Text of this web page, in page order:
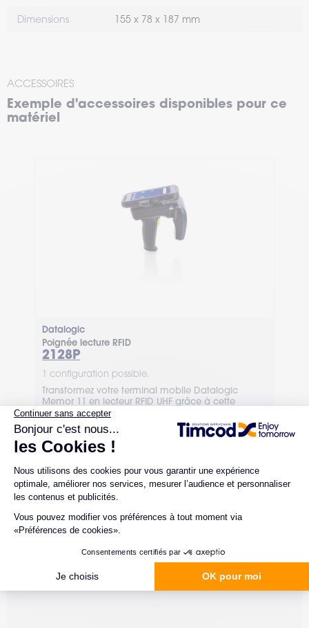
Dimensions 155 x 78 x 187 mm
ACCESSOIRES
Exemple d'accessoires disponibles pour ce
matériel
Datalogic
Poignée lecture RFID
2128P
1 configuration possible.
Transformez votre terminal mobile Datalogic
Memor 11 en lecteur RFID UHF grâce à cette
poignée de lecture RFID. Contactez TIMCOD pour
obtenir un devis.
DÉMO